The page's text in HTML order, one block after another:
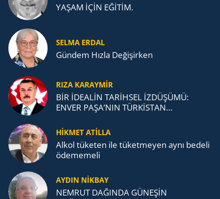
YAŞAM İÇİN EĞİTİM.
SELMA ERDAL
Gündem Hızla Değişirken
RIZA KARAYMIR
BİR İDEALİN TARİHSEL İZDÜŞÜMÜ:
ENVER PAŞA’NIN TÜRKİSTAN
TEŞKİLATI’NA UZANAN MİRASI
HİKMET ATİLLA
Alkol tü­ke­ten ile tü­ket­me­yen aynı be­de­li
öde­me­me­li
AYDIN NİKBAY
NEMRUT DAĞINDA GÜNEŞİN